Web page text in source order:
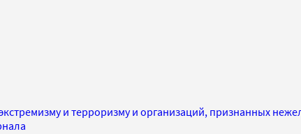
и терроризму и организаций, признанных